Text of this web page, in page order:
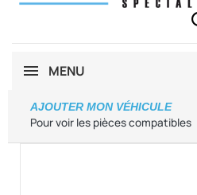
MENU
Pour voir les pièces compatibles
AJOUTER MON VÉHICULE